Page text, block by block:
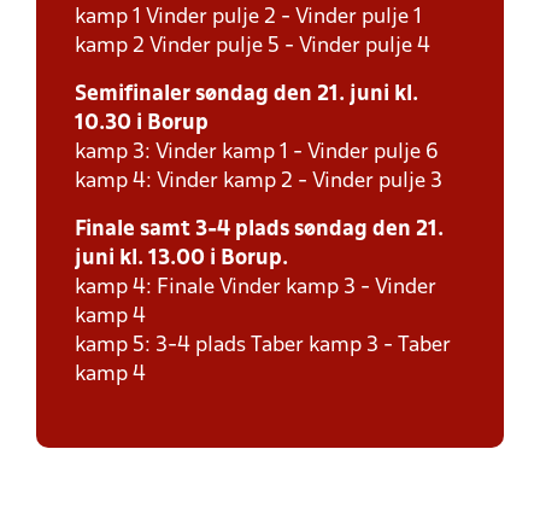
kamp 1 Vinder pulje 2 - Vinder pulje 1
kamp 2 Vinder pulje 5 - Vinder pulje 4
Semifinaler søndag den 21. juni kl.
10.30 i Borup
kamp 3: Vinder kamp 1 - Vinder pulje 6
kamp 4: Vinder kamp 2 - Vinder pulje 3
Finale samt 3-4 plads søndag den 21.
juni kl. 13.00 i Borup.
kamp 4: Finale Vinder kamp 3 - Vinder
kamp 4
kamp 5: 3-4 plads Taber kamp 3 - Taber
kamp 4